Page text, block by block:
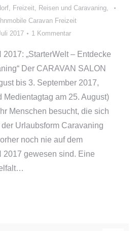
, Freizeit, Reisen und Caravaning,
Caravan Freizeit
2017 1 Kommentar
„StarterWelt – Entdecke
Der CARAVAN SALON
bis 3. September 2017,
Medientagtag am 25. August)
Menschen besucht, die sich
Urlaubsform Caravaning
noch nie auf dem
2017 gewesen sind. Eine